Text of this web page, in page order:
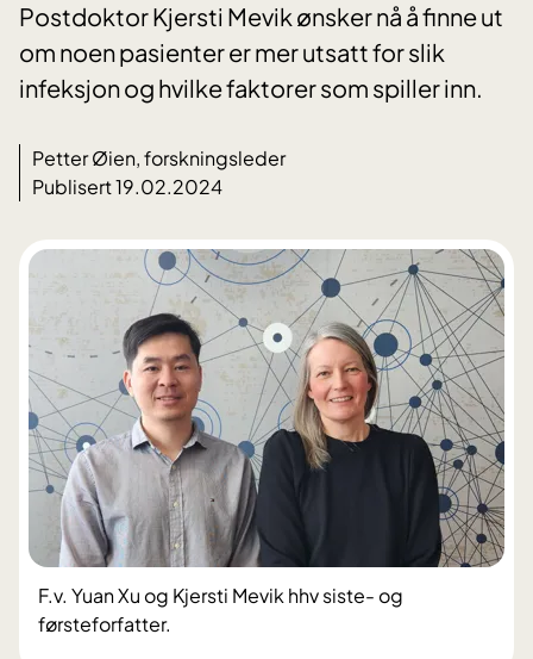
Postdoktor Kjersti Mevik ønsker nå å finne ut
om noen pasienter er mer utsatt for slik
infeksjon og hvilke faktorer som spiller inn.
Petter Øien, forskningsleder
Publisert 19.02.2024
F.v. Yuan Xu og Kjersti Mevik hhv siste- og
førsteforfatter.